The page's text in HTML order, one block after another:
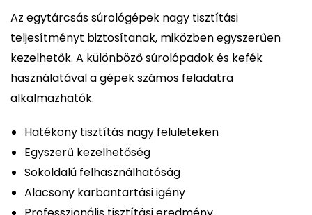
Az egytárcsás súrológépek nagy tisztítási
teljesítményt biztosítanak, miközben egyszerűen
kezelhetők. A különböző súrolópadok és kefék
használatával a gépek számos feladatra
alkalmazhatók.
Hatékony tisztítás nagy felületeken
Egyszerű kezelhetőség
Sokoldalú felhasználhatóság
Alacsony karbantartási igény